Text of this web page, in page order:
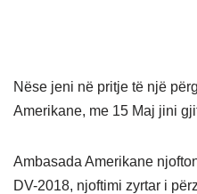
Nëse jeni në pritje të një
Amerikane, me 15 Maj jini
Ambasada Amerikane
DV-2018, njoftimi zyrtar i